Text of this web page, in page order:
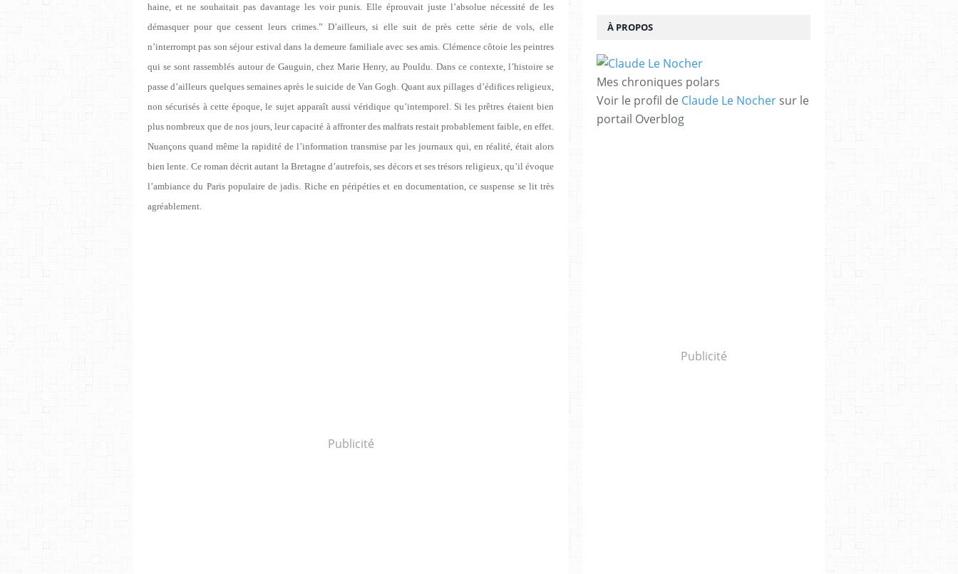
haine, et ne souhaitait pas davantage les voir punis. Elle éprouvait juste l’absolue nécessité de les
démasquer pour que cessent leurs crimes.” D’ailleurs, si elle suit de près cette série de vols, elle
n’interrompt pas son séjour estival dans la demeure familiale avec ses amis. Clémence côtoie les peintres
qui se sont rassemblés autour de Gauguin, chez Marie Henry, au Pouldu. Dans ce contexte, l’histoire se
passe d’ailleurs quelques semaines après le suicide de Van Gogh. Quant aux pillages d’édifices religieux,
non sécurisés à cette époque, le sujet apparaît aussi véridique qu’intemporel. Si les prêtres étaient bien
plus nombreux que de nos jours, leur capacité à affronter des malfrats restait probablement faible, en effet.
Nuançons quand même la rapidité de l’information transmise par les journaux qui, en réalité, était alors
bien lente. Ce roman décrit autant la Bretagne d’autrefois, ses décors et ses trésors religieux, qu’il évoque
l’ambiance du Paris populaire de jadis. Riche en péripéties et en documentation, ce suspense se lit très
agréablement.
Publicité
À PROPOS
Mes chroniques polars
Voir le profil de Claude Le Nocher sur le
portail Overblog
Publicité